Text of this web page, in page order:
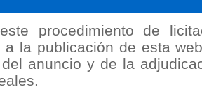
procedimiento de
a la publicación de esta
anuncio y de la